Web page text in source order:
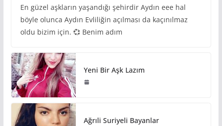
En güzel aşkların yaşandığı şehirdir Aydın eee hal
böyle olunca Aydın Evliliğin açılması da kaçınılmaz
oldu bizim için. 💞 Benim adım
Yeni Bir Aşk Lazım
Ağrıli Suriyeli Bayanlar